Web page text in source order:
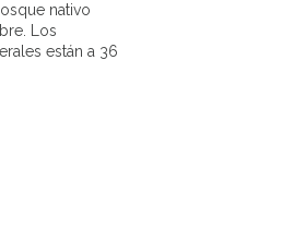
nativo
Los
están a 36